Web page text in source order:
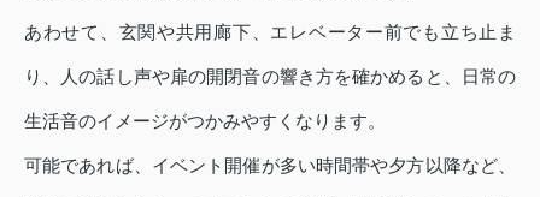
あわせて、玄関や共用廊下、エレベーター前でも立ち止ま
り、人の話し声や扉の開閉音の響き方を確かめると、日常の
生活音のイメージがつかみやすくなります。
可能であれば、イベント開催が多い時間帯や夕方以降など、